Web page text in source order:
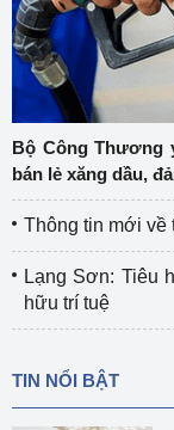
Bộ Công Thương
bán lẻ xăng dầu,
Thông tin mới về
Lạng Sơn: Tiêu
hữu trí tuệ
TIN NỔI BẬT